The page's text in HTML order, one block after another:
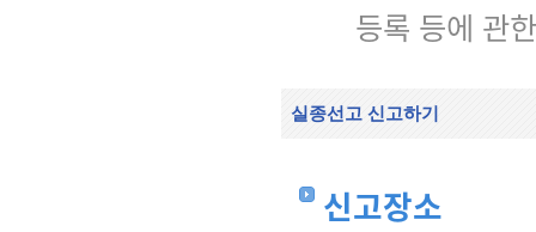
등록 등에 관
실종선고 신고하기
신고장소